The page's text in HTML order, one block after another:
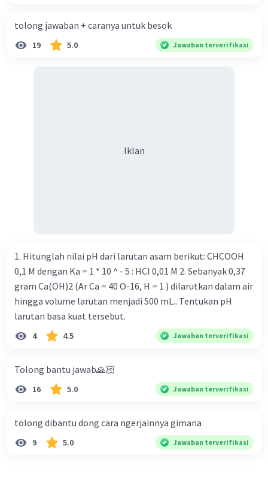
tolong jawaban + caranya untuk besok
19 5.0 Jawaban terverifikasi
Iklan
1. Hitunglah nilai pH dari larutan asam berikut: CHCOOH
0,1 M dengan Ka = 1 * 10 ^ - 5 : HCI 0,01 M 2. Sebanyak 0,37
gram Ca(OH)2 (Ar Ca = 40 O-16, H = 1 ) dilarutkan dalam air
hingga volume larutan menjadi 500 mL.. Tentukan pH
larutan basa kuat tersebut.
4 4.5 Jawaban terverifikasi
Tolong bantu jawab🙏🏻
16 5.0 Jawaban terverifikasi
tolong dibantu dong cara ngerjainnya gimana
9 5.0 Jawaban terverifikasi